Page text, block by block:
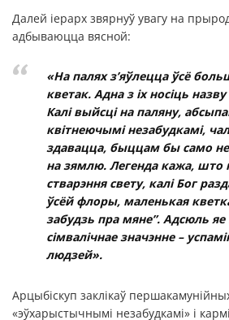
Далей іерарх звярнуў увагу на
адбываюцца вясной:
«На палях з’яўлецца ўсё
кветак. Адна з іх носіць назву
Калі выйсці на паляну,
квітнеючымі незабудкамі,
здавацца, быццам бы само
на зямлю. Легенда кажа, што
стварэння свету, калі Бог
ўсёй флоры, маленькая
забудзь пра мяне”. Адсюль яе
сімвалічнае значэнне –
людзей».
Арцыбіскуп заклікаў
«эўхарыстычнымі незабудкамі» і